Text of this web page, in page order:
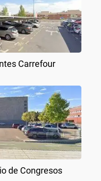
Carrefour
de Congresos